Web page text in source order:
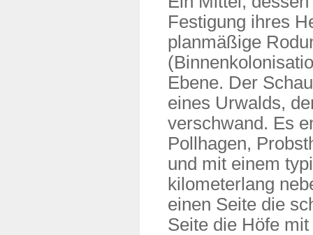
Festigung ihres
planmäßige
Ebene. Der
eines Urwalds,
verschwand. Es
Pollhagen,
und mit einem
kilometerlang
einen Seite die
Seite die Höfe